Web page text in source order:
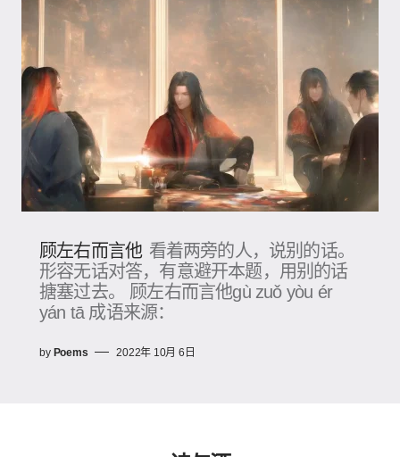
顾左右而言他 看着两旁的人，说别的话。
形容无话对答，有意避开本题，用别的话
搪塞过去。 顾左右而言他gù zuǒ yòu ér
yán tā 成语来源：
by Poems 2022年 10月 6日